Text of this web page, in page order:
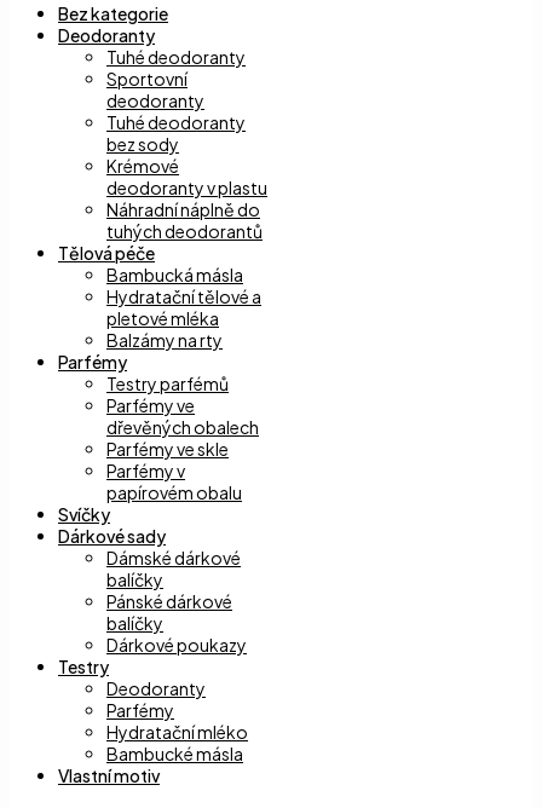
Bez kategorie
Deodoranty
Tuhé deodoranty
Sportovní
deodoranty
Tuhé deodoranty
bez sody
Krémové
deodoranty v plastu
Náhradní náplně do
tuhých deodorantů
Tělová péče
Bambucká másla
Hydratační tělové a
pletové mléka
Balzámy na rty
Parfémy
Testry parfémů
Parfémy ve
dřevěných obalech
Parfémy ve skle
Parfémy v
papírovém obalu
Svíčky
Dárkové sady
Dámské dárkové
balíčky
Pánské dárkové
balíčky
Dárkové poukazy
Testry
Deodoranty
Parfémy
Hydratační mléko
Bambucké másla
Vlastní motiv